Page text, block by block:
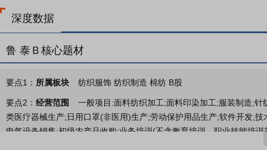
深度数据
鲁 泰Ｂ核心题材
要点1： 所属板块 纺织服饰 纺织制造 棉纺 B股
要点2： 经营范围
一般项目:面料纺织加工;面料印染加工;服装制造;
类医疗器械生产;日用口罩(非医用)生产;劳动保护用品生产;软件开发;
电气设备销售;初级农产品收购;业务培训(不含教育培训、职业技能培